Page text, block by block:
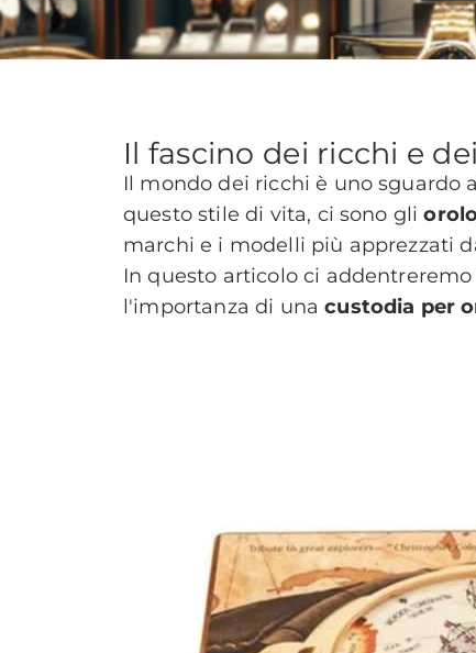
Il fascino dei ricchi e
Il mondo dei ricchi è uno sguardo
questo stile di vita, ci sono gli
marchi e i modelli più apprezzati
In questo articolo ci
l'importanza di unacustodia per